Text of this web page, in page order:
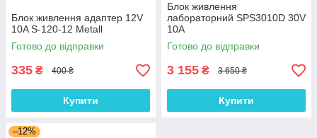
Блок живлення адаптер 12V
10A S-120-12 Metall
Готово до відправки
335 ₴ 400 ₴
Купити
Блок живлення
лабораторний SPS3010D 30V
10A
Готово до відправки
3 155 ₴ 3 650 ₴
Купити
–12%